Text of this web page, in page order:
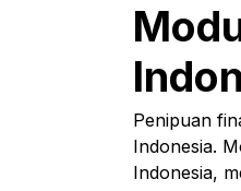
Penipuan
Indonesia.
Indonesia,